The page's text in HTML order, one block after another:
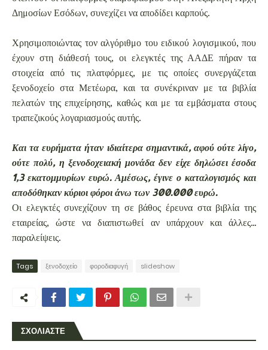
Δημοσίων Εσόδων, συνεχίζει να αποδίδει καρπούς.
Χρησιμοποιώντας τον αλγόριθμο του ειδικού λογισμικού, που
έχουν στη διάθεσή τους, οι ελεγκτές της ΑΑΔΕ πήραν τα
στοιχεία από τις πλατφόρμες, με τις οποίες συνεργάζεται
ξενοδοχείο στα Μετέωρα, και τα συνέκριναν με τα βιβλία
πελατών της επιχείρησης, καθώς και με τα εμβάσματα στους
τραπεζικούς λογαριασμούς αυτής.
Και τα ευρήματα ήταν ιδιαίτερα σημαντικά, αφού ούτε λίγο,
ούτε πολύ, η ξενοδοχειακή μονάδα δεν είχε δηλώσει έσοδα
1,3 εκατομμυρίων ευρώ. Αμέσως, έγινε ο καταλογισμός και
αποδόθηκαν κύριοι φόροι άνω των 300.000 ευρώ.
Οι ελεγκτές συνεχίζουν τη σε βάθος έρευνα στα βιβλία της
εταιρείας, ώστε να διαπιστωθεί αν υπάρχουν και άλλες...
παραλείψεις.
Tags ξενοδοχείο φοροδιαφυγή slideshow
ΣΧΟΛΙΑΣΤΕ